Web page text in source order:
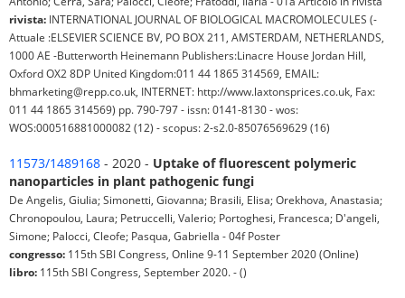
rivista: INTERNATIONAL JOURNAL OF BIOLOGICAL MACROMOLECULES (-
Attuale :ELSEVIER SCIENCE BV, PO BOX 211, AMSTERDAM, NETHERLANDS,
1000 AE -Butterworth Heinemann Publishers:Linacre House Jordan Hill,
Oxford OX2 8DP United Kingdom:011 44 1865 314569, EMAIL:
bhmarketing@repp.co.uk, INTERNET: http://www.laxtonsprices.co.uk, Fax:
011 44 1865 314569) pp. 790-797 - issn: 0141-8130 - wos:
WOS:000516881000082 (12) - scopus: 2-s2.0-85076569629 (16)
11573/1489168 - 2020 - Uptake of fluorescent polymeric
nanoparticles in plant pathogenic fungi
De Angelis, Giulia; Simonetti, Giovanna; Brasili, Elisa; Orekhova, Anastasia;
Chronopoulou, Laura; Petruccelli, Valerio; Portoghesi, Francesca; D'angeli,
Simone; Palocci, Cleofe; Pasqua, Gabriella - 04f Poster
congresso: 115th SBI Congress, Online 9-11 September 2020 (Online)
libro: 115th SBI Congress, September 2020. - ()